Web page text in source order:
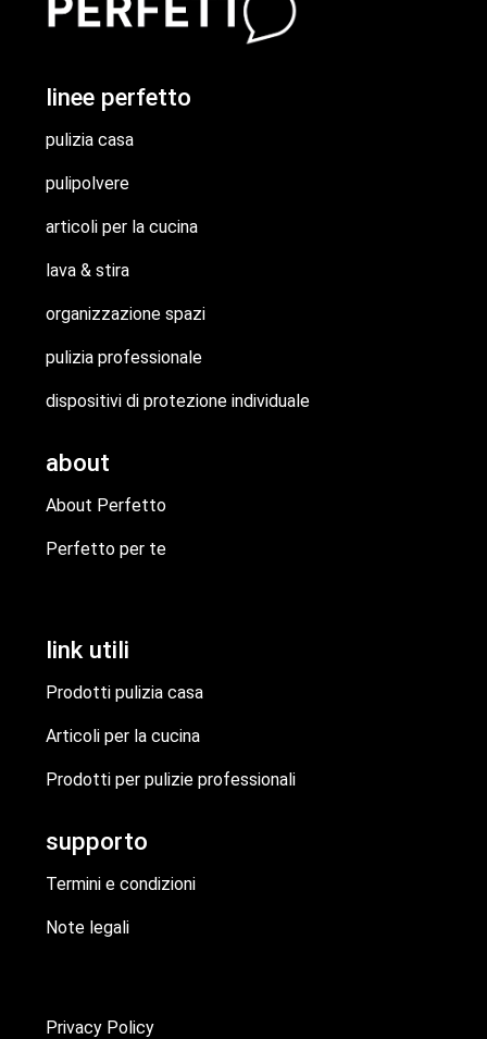
linee perfetto
pulizia casa
pulipolvere
articoli per la cucina
lava & stira
organizzazione spazi
pulizia professionale
dispositivi di protezione individuale
about
About Perfetto
Perfetto per te
link utili
Prodotti pulizia casa
Articoli per la cucina
Prodotti per pulizie professionali
supporto
Termini e condizioni
Note legali
Privacy Policy